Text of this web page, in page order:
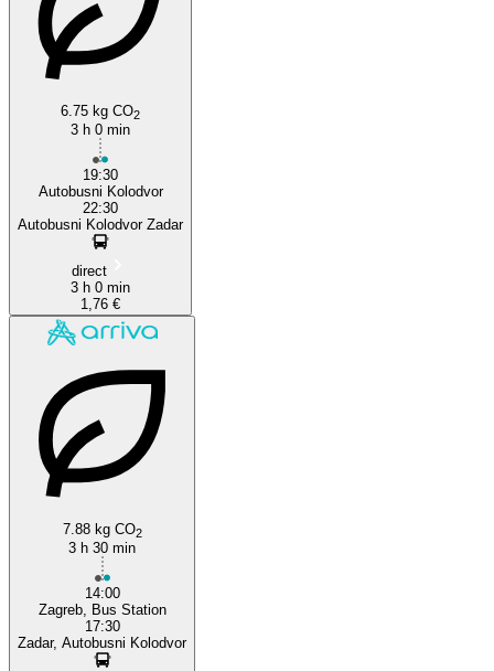
6.75 kg CO2
3 h 0 min
19:30
Autobusni Kolodvor
22:30
Autobusni Kolodvor Zadar
direct
3 h 0 min
1,76 €
7.88 kg CO2
3 h 30 min
14:00
Zagreb, Bus Station
17:30
Zadar, Autobusni Kolodvor